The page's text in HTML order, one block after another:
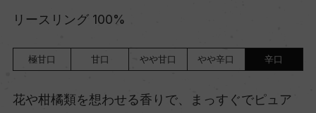
リースリング 100%
極甘口 甘口 やや甘口 やや辛口 辛口
花や柑橘類を想わせる香りで、まっすぐでピュア